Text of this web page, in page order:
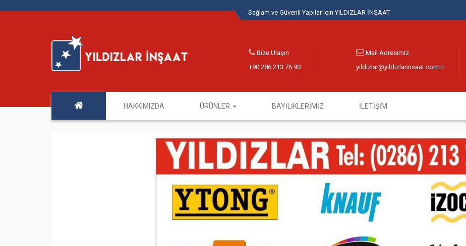
Sağlam ve Güvenli Yapılar için YILDIZLAR İNŞAAT
Bize Ulaşın
+90 286 213 76 90
Mail Adresimiz
yildizlar@yildizlarinsaat.com.tr
HAKKIMIZDA ÜRÜNLER BAYİLİKLERİMİZ İLETİŞİM